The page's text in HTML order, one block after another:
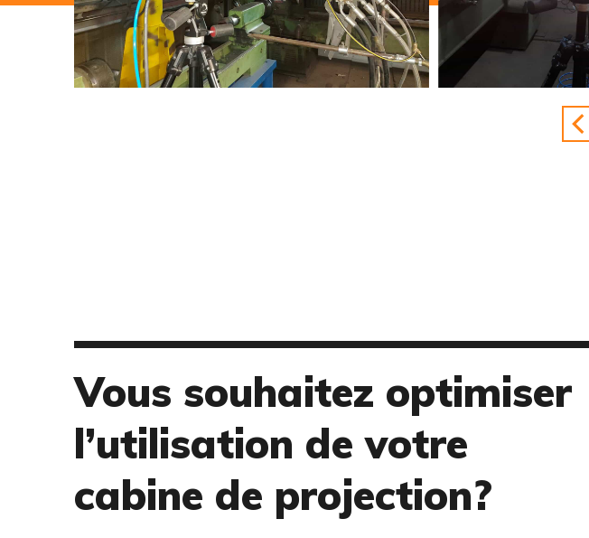
Vous souhaitez optimiser
l’utilisation de votre
cabine de projection?